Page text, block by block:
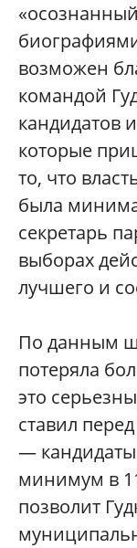
возможен
командой
кандидатов
которые
то, что
была
секретарь
выборах
лучшего и
По данным
потеряла
это
ставил
—
минимум в
позволит